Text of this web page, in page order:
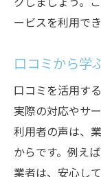
クポイ
無料や格安
不用
千葉
複数業
イント
口コ
選び
ービスを利用でき
口コミから学
口コミを活用す
実際の対応やサ
利用者の声は、
からです。例え